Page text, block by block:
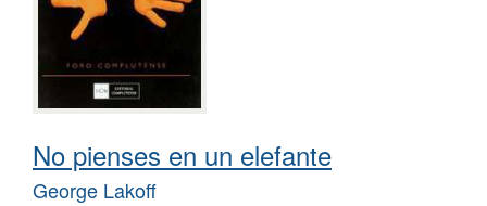
No pienses en un elefante
George Lakoff